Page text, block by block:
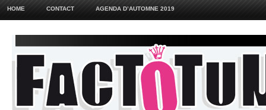
HOME CONTACT AGENDA D’AUTOMNE 2019